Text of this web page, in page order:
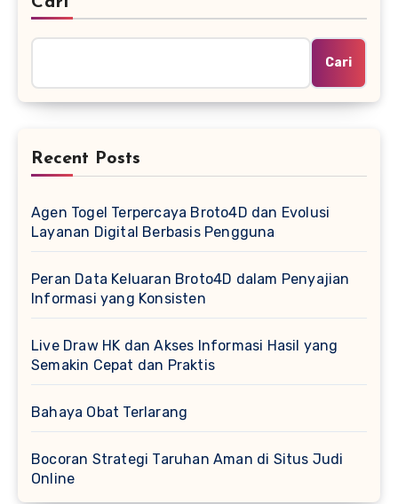
Cari
Recent Posts
Agen Togel Terpercaya Broto4D dan Evolusi
Layanan Digital Berbasis Pengguna
Peran Data Keluaran Broto4D dalam Penyajian
Informasi yang Konsisten
Live Draw HK dan Akses Informasi Hasil yang
Semakin Cepat dan Praktis
Bahaya Obat Terlarang
Bocoran Strategi Taruhan Aman di Situs Judi
Online